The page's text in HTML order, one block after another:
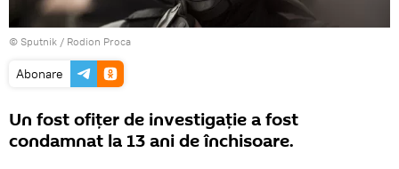
© Sputnik / Rodion Proca
Abonare
Un fost ofițer de investigație a fost
condamnat la 13 ani de închisoare.